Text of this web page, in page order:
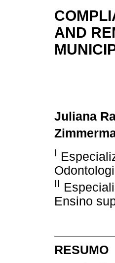
AND
Juliana
I
II
Ensino
RESUMO